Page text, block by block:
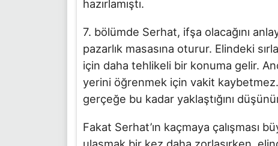
hazırlamıştı.
7. bölümde Serhat, ifşa olacağını
pazarlık masasına oturur. Elindeki
için daha tehlikeli bir konuma gelir.
yerini öğrenmek için vakit kaybetmez.
gerçeğe bu kadar yaklaştığını
Fakat Serhat’ın kaçmaya çalışması